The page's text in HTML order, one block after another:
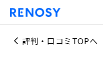
評判・口コミTOPへ